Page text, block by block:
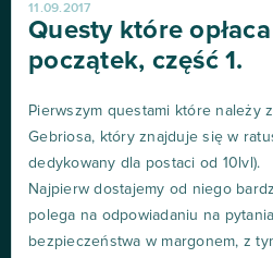
11.09.2017
Questy które
początek, część 1.
Pierwszym questami które należy
Gebriosa, który znajduje się w
dedykowany dla postaci od 10lvl).
Najpierw dostajemy od niego
polega na odpowiadaniu na
bezpieczeństwa w margonem, z